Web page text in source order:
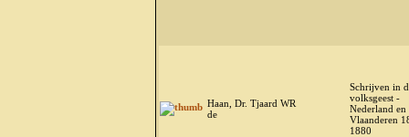
Haan, Dr. Tjaard WR
de
Schrijven in
volksgeest -
Nederland en
Vlaanderen
1880